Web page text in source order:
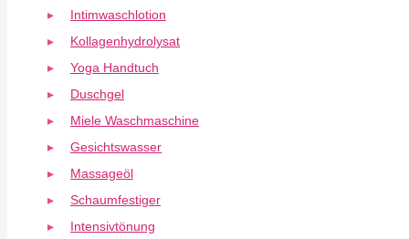
Intimwaschlotion
Kollagenhydrolysat
Yoga Handtuch
Duschgel
Miele Waschmaschine
Gesichtswasser
Massageöl
Schaumfestiger
Intensivtönung